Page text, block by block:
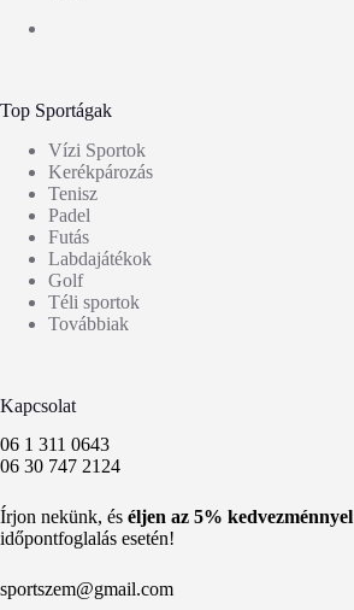
Top Sportágak
Vízi Sportok
Kerékpározás
Tenisz
Padel
Futás
Labdajátékok
Golf
Téli sportok
Továbbiak
Kapcsolat
06 1 311 0643
06 30 747 2124
Írjon nekünk, és éljen az 5% kedvezménnyel
időpontfoglalás esetén!
sportszem@gmail.com